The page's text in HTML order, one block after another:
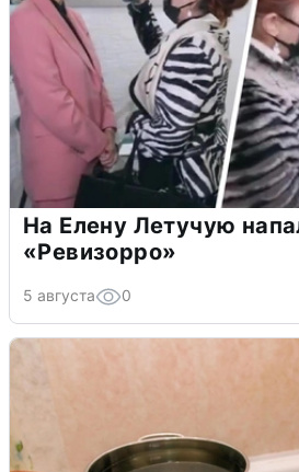
На Елену Летучую
«Ревизорро»
5 августа 0